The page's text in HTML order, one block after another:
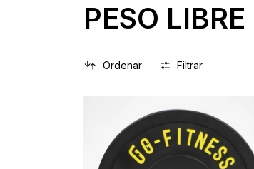
PESO LIBRE
Ordenar Filtrar